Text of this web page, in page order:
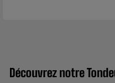
Découvrez notre